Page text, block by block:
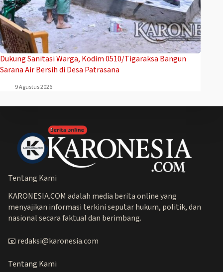
Dukung Sanitasi Warga, Kodim 0510/Tigaraksa Bangun
Sarana Air Bersih di Desa Patrasana
9 Agustus 2026
Tentang Kami
KARONESIA.COM adalah media berita online yang
menyajikan informasi terkini seputar hukum, politik, dan
nasional secara faktual dan berimbang.
📧 redaksi@karonesia.com
Tentang Kami